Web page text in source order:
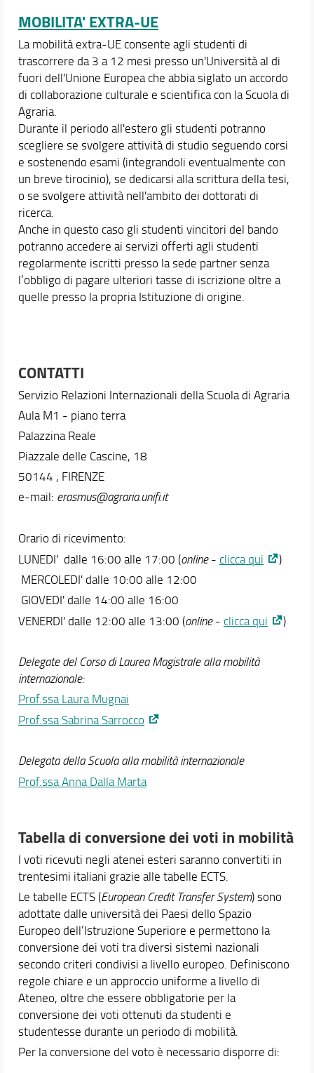
MOBILITA' EXTRA-UE
La mobilità extra-UE consente agli studenti di
trascorrere da 3 a 12 mesi presso un'Università al di
fuori dell'Unione Europea che abbia siglato un accordo
di collaborazione culturale e scientifica con la Scuola di
Agraria.
Durante il periodo all'estero gli studenti potranno
scegliere se svolgere attività di studio seguendo corsi
e sostenendo esami (integrandoli eventualmente con
un breve tirocinio), se dedicarsi alla scrittura della tesi,
o se svolgere attività nell'ambito dei dottorati di
ricerca.
Anche in questo caso gli studenti vincitori del bando
potranno accedere ai servizi offerti agli studenti
regolarmente iscritti presso la sede partner senza
l’obbligo di pagare ulteriori tasse di iscrizione oltre a
quelle presso la propria Istituzione di origine.
CONTATTI
Servizio Relazioni Internazionali della Scuola di Agraria
Aula M1 - piano terra
Palazzina Reale
Piazzale delle Cascine, 18
50144 , FIRENZE
e-mail: erasmus@agraria.unifi.it
Orario di ricevimento:
LUNEDI' dalle 16:00 alle 17:00 (online- clicca qui
)
MERCOLEDI' dalle 10:00 alle 12:00
GIOVEDI' dalle 14:00 alle 16:00
VENERDI' dalle 12:00 alle 13:00 (online- clicca qui )
Delegate del Corso di Laurea Magistrale alla mobilità
internazionale:
Prof.ssa Laura Mugnai
Prof.ssa Sabrina Sarrocco
Delegata della Scuola alla mobilità internazionale
Prof.ssa Anna Dalla Marta
Tabella di conversione dei voti in mobilità
I voti ricevuti negli atenei esteri saranno convertiti in
trentesimi italiani grazie alle tabelle ECTS.
Le tabelle ECTS (European Credit Transfer System) sono
adottate dalle università dei Paesi dello Spazio
Europeo dell’Istruzione Superiore e permettono la
conversione dei voti tra diversi sistemi nazionali
secondo criteri condivisi a livello europeo. Definiscono
regole chiare e un approccio uniforme a livello di
Ateneo, oltre che essere obbligatorie per la
conversione dei voti ottenuti da studenti e
studentesse durante un periodo di mobilità.
Per la conversione del voto è necessario disporre di: